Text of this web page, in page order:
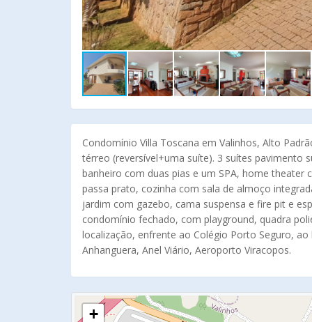
Condomínio Villa Toscana em Valinhos, Alto
térreo (reversível+uma suíte). 3 suítes pavimento
banheiro com duas pias e um SPA, home
passa prato, cozinha com sala de almoço
jardim com gazebo, cama suspensa e fire pit e
condomínio fechado, com playground, quadra
localização, enfrente ao Colégio Porto Seguro,
Anhanguera, Anel Viário, Aeroporto Viracopos.
+